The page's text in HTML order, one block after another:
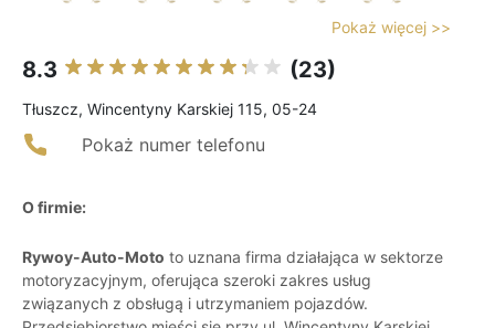
Pokaż więcej >>
8.3 (23)
Tłuszcz, Wincentyny Karskiej 115, 05-24
Pokaż numer telefonu
O firmie:
Rywoy-Auto-Moto to uznana firma działająca w sektorze
motoryzacyjnym, oferująca szeroki zakres usług
związanych z obsługą i utrzymaniem pojazdów.